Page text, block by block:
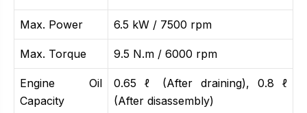
Max. Power 6.5 kW / 7500 rpm
Max. Torque 9.5 N.m / 6000 rpm
Engine Oil
Capacity
0.65 ℓ (After draining), 0.8 ℓ
(After disassembly)